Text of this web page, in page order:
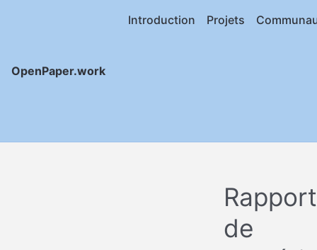
OpenPaper.work
Introduction Projets
Rapport
de